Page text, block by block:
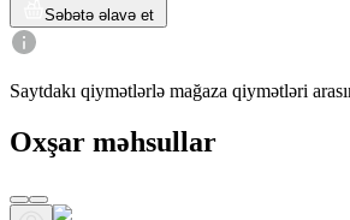
Səbətə əlavə et
Saytdakı qiymətlərlə mağaza qiymətləri
Oxşar məhsullar